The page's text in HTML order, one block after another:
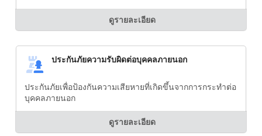
ดูรายละเอียด
ประกันภัยความรับผิดต่อบุคคลภายนอก
ประกันภัยเพื่อป้องกันความเสียหายที่เกิดขึ้นจากการกระทำต่อ
บุคคลภายนอก
ดูรายละเอียด